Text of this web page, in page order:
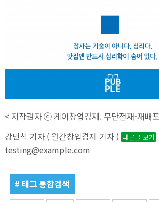
< 저작권자 ⓒ 케이창업경제. 무단전재-재배
강민석 기자 ( 월간창업경제 기자 ) 다른글 보기
testing@example.com
# 태그 통합검색